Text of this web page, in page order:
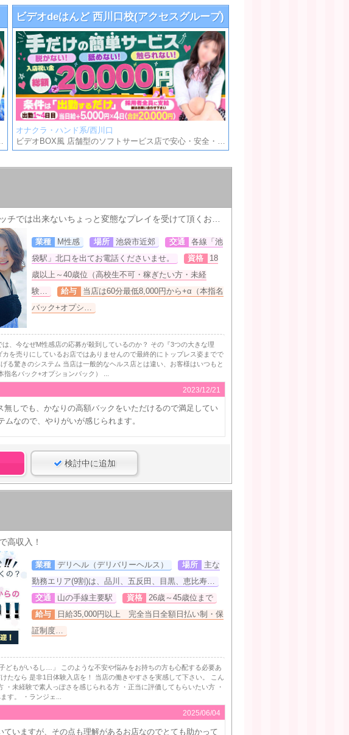
ビデオdeはんど 西川口校(アクセスグループ)
オナクラ・ハンド系/西川口
業種 M性感 場所 池袋市近郊 交通
各線「池
袋駅」北口を出てお電話くださいませ。
資格
18
歳以上～40歳位（高校生不可・稼ぎたい方・未経
験…
給与
当店は60分最低8,000円から+α（本指名
バック+オプシ…
、今なぜM性感店の応募が殺到しているのか？ その『3つの大きな理
売りにしているお店ではありませんので最終的にトップレス姿までで
驚きのシステム 当店は一般的なヘルス店とは違い、お客様はいつもと
名バック+オプションバック） ...
2023/12/21
しでも、かなりの高額バックをいただけるので満足してい
なので、やりがいが感じられます。
検討中に追加
高収入！
業種 デリヘル（デリバリーヘルス） 場所
主な
勤務エリア(9割)は、品川、五反田、目黒、恵比寿…
交通
山の手線主要駅 資格
26歳～45歳位まで
給与
日給35,000円以上 完全当日全額日払い制・保
証制度…
もがいるし…」 このような不安や悩みをお持ちの方も心配する必要あ
なら 是非1日体験入店を！ 当店の働きやすさを実感して下さい。 こん
未経験で素人っぽさを感じられる方 ・正当に評価してもらいたい方 ・
す。 ・ランジェ...
2025/06/04
いますが、その点も理解があるお店なのでとても助かって